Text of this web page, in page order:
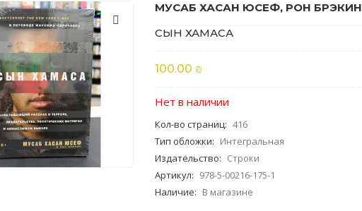
МУСАБ ХАСАН ЮСЕФ, РОН БРЭКИН
СЫН ХАМАСА
100.00 ₪
Нет в наличии
Кол-во страниц: 416
Тип обложки: Интегральная
Издательство: Строки
Артикул: 978-5-00216-175-1
Наличие: В магазине